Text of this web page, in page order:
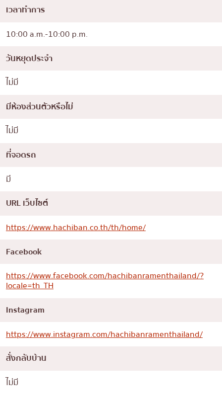
เวลาทำการ
10:00 a.m.-10:00 p.m.
วันหยุดประจำ
ไม่มี
มีห้องส่วนตัวหรือไม่
ไม่มี
ที่จอดรถ
มี
URL เว็บไซต์
https://www.hachiban.co.th/th/home/
Facebook
https://www.facebook.com/hachibanramenthailand/?
locale=th_TH
Instagram
https://www.instagram.com/hachibanramenthailand/
สั่งกลับบ้าน
ไม่มี